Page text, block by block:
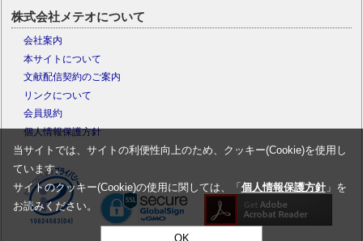
株式会社メテオについて
会社案内
本サイトについて
文献配信契約のご案内
リンクについて
会員規約
個人情報保護方針
当サイトでは、サイトの利便性向上のため、クッキー(Cookie)を使用し
ています。
サイトのクッキー(Cookie)の使用に関しては、「 個人情報保護方針」を
お読みください。
OK